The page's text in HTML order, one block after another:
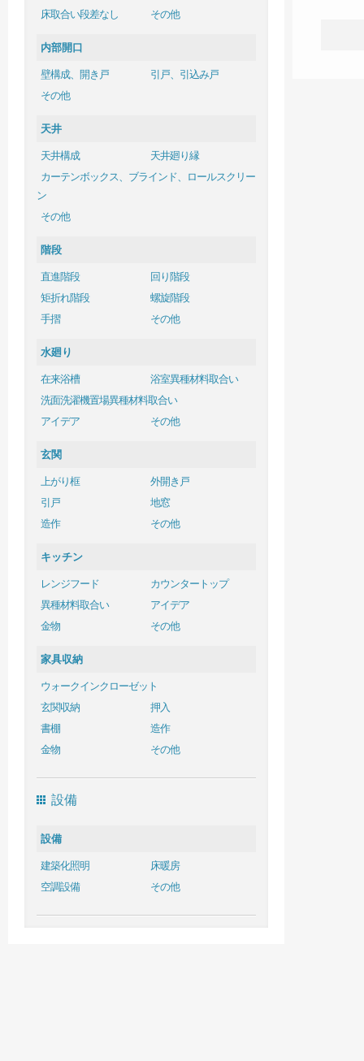
床取合い段差なし
その他
内部開口
壁構成、開き戸
引戸、引込み戸
その他
天井
天井構成
天井廻り縁
カーテンボックス、ブラインド、ロールスクリー
ン
その他
階段
直進階段
回り階段
矩折れ階段
螺旋階段
手摺
その他
水廻り
在来浴槽
浴室異種材料取合い
洗面洗濯機置場異種材料取合い
アイデア
その他
玄関
上がり框
外開き戸
引戸
地窓
造作
その他
キッチン
レンジフード
カウンタートップ
異種材料取合い
アイデア
金物
その他
家具収納
ウォークインクローゼット
玄関収納
押入
書棚
造作
金物
その他
設備
設備
建築化照明
床暖房
空調設備
その他